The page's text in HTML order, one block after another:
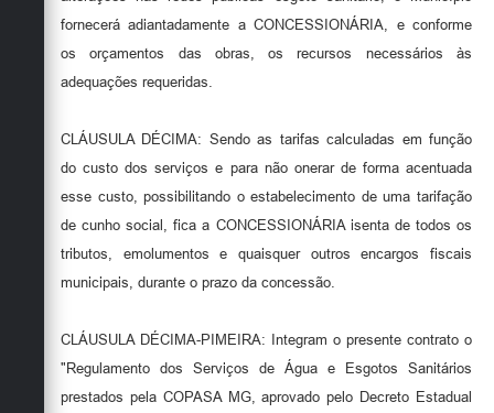
fornecerá adiantadamente a CONCESSIONÁRIA, e conforme
os orçamentos das obras, os recursos necessários às
adequações requeridas.
CLÁUSULA DÉCIMA: Sendo as tarifas calculadas em função
do custo dos serviços e para não onerar de forma acentuada
esse custo, possibilitando o estabelecimento de uma tarifação
de cunho social, fica a CONCESSIONÁRIA isenta de todos os
tributos, emolumentos e quaisquer outros encargos fiscais
municipais, durante o prazo da concessão.
CLÁUSULA DÉCIMA-PIMEIRA: Integram o presente contrato o
"Regulamento dos Serviços de Água e Esgotos Sanitários
prestados pela COPASA MG, aprovado pelo Decreto Estadual